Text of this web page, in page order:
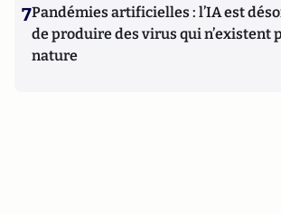
7Pandémies artificielles : l’IA est
de produire des virus qui n’existent
nature